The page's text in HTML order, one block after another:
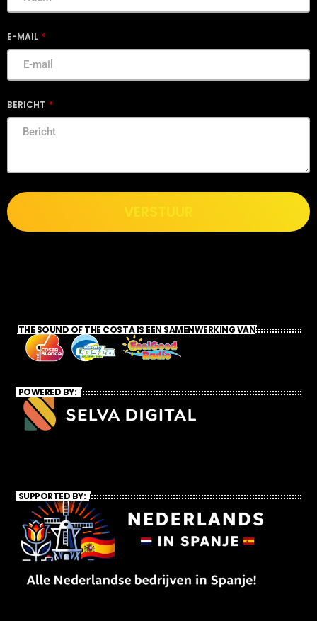
E-MAIL
BERICHT
VERSTUUR
THE SOUND OF THE COSTA IS EEN SAMENWERKING VAN
POWERED BY:
SUPPORTED BY: